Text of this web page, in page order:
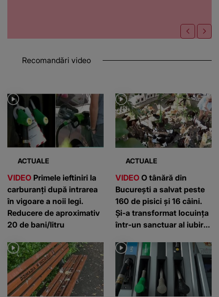
Recomandări video
ACTUALE
VIDEO Primele ieftiniri la
carburanți după intrarea
în vigoare a noii legi.
Reducere de aproximativ
20 de bani/litru
ACTUALE
VIDEO O tânără din
București a salvat peste
160 de pisici și 16 câini.
Și-a transformat locuința
într-un sanctuar al iubirii